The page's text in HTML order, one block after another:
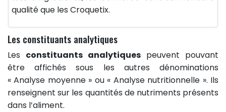
qualité que les Croquetix.
Les constituants analytiques
Les constituants analytiques peuvent pouvant
être affichés sous les autres dénominations
« Analyse moyenne » ou « Analyse nutritionnelle ». Ils
renseignent sur les quantités de nutriments présents
dans l’aliment.